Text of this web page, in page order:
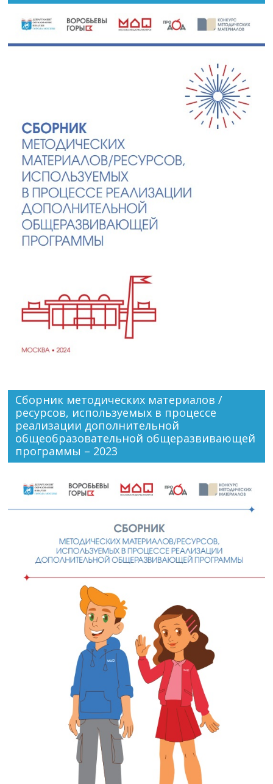
Сборник методических материалов /
ресурсов, используемых в процессе
реализации дополнительной
общеобразовательной общеразвивающей
программы – 2023